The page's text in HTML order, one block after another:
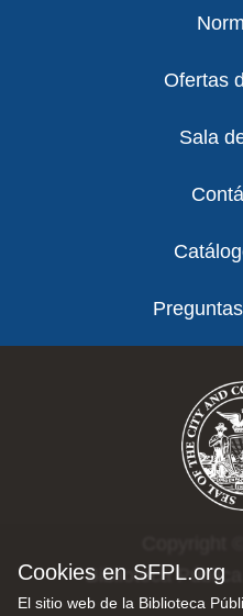
Cookies en SFPL.org
El sitio web de la Biblioteca
Ofertas
Sala
Biblioteca